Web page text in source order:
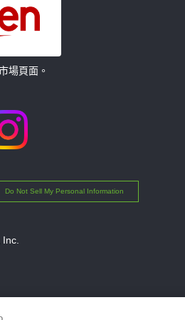
場頁面。
Do Not Sell My Personal Information